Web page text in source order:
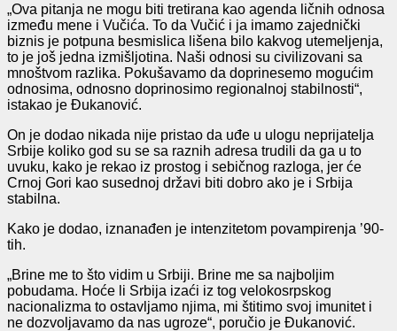
„Ova pitanja ne mogu biti tretirana kao agenda ličnih odnosa
između mene i Vučića. To da Vučić i ja imamo zajednički
biznis je potpuna besmislica lišena bilo kakvog utemeljenja,
to je još jedna izmišljotina. Naši odnosi su civilizovani sa
mnoštvom razlika. Pokušavamo da doprinesemo mogućim
odnosima, odnosno doprinosimo regionalnoj stabilnosti“,
istakao je Đukanović.
On je dodao nikada nije pristao da uđe u ulogu neprijatelja
Srbije koliko god su se sa raznih adresa trudili da ga u to
uvuku, kako je rekao iz prostog i sebičnog razloga, jer će
Crnoj Gori kao susednoj državi biti dobro ako je i Srbija
stabilna.
Kako je dodao, iznanađen je intenzitetom povampirenja ’90-
tih.
„Brine me to što vidim u Srbiji. Brine me sa najboljim
pobudama. Hoće li Srbija izaći iz tog velokosrpskog
nacionalizma to ostavljamo njima, mi štitimo svoj imunitet i
ne dozvoljavamo da nas ugroze“, poručio je Đukanović.